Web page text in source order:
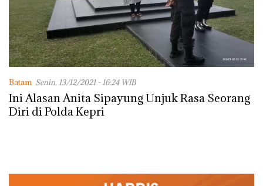
Batam Senin, 13/12/2021 - 16:24 WIB
Ini Alasan Anita Sipayung Unjuk Rasa Seorang
Diri di Polda Kepri